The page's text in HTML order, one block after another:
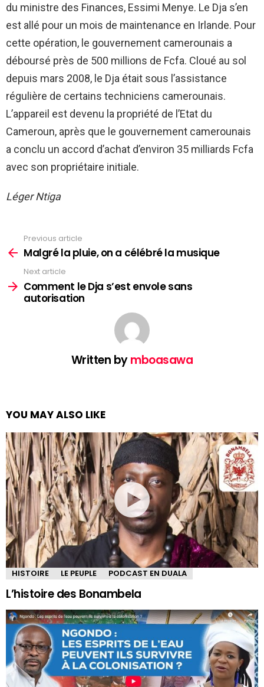
du ministre des Finances, Essimi Menye. Le Dja s’en
est allé pour un mois de maintenance en Irlande. Pour
cette opération, le gouvernement camerounais a
déboursé près de 500 millions de Fcfa. Cloué au sol
depuis mars 2008, le Dja était sous l’assistance
régulière de certains techniciens camerounais.
L’appareil est devenu la propriété de l’Etat du
Cameroun, après que le gouvernement camerounais
a conclu un accord d’achat d’environ 35 milliards Fcfa
avec son propriétaire initiale.
Léger Ntiga
more
Previous article
Malgré la pluie, on a célébré la musique
Next article
Comment le Dja s’est envole sans
autorisation
Written bymboasawa
YOU MAY ALSO LIKE
HISTOIRE LE PEUPLE PODCAST EN DUALA
L’histoire des Bonambela